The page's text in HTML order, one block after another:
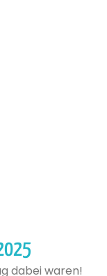
dabei waren!